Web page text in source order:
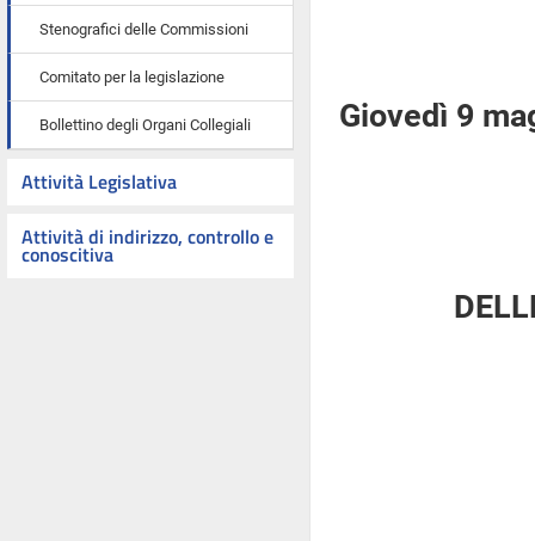
Stenografici delle Commissioni
Comitato per la legislazione
Bollettino degli Organi Collegiali
Attività Legislativa
Attività di indirizzo, controllo e
conoscitiva
Giovedì 9